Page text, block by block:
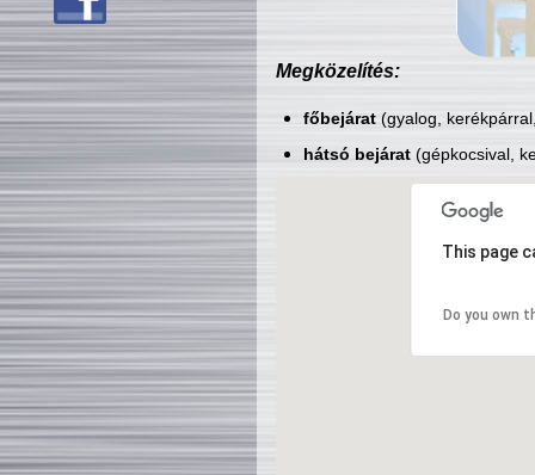
Megközelítés:
főbejárat(gyalog,
hátsó bejárat(gépkocsival,
This page
Do you own